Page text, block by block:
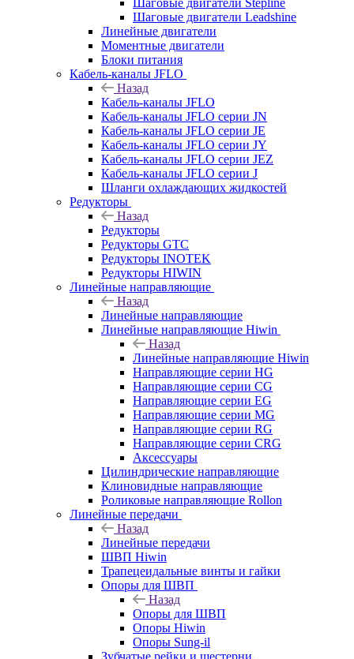
Шаговые двигатели Stepline
Шаговые двигатели Leadshine
Линейные двигатели
Моментные двигатели
Блоки питания
Кабель-каналы JFLO
Назад
Кабель-каналы JFLO
Кабель-каналы JFLO серии JN
Кабель-каналы JFLO серии JE
Кабель-каналы JFLO серии JY
Кабель-каналы JFLO серии JEZ
Кабель-каналы JFLO серии J
Шланги охлаждающих жидкостей
Редукторы
Назад
Редукторы
Редукторы GTC
Редукторы INOTEK
Редукторы HIWIN
Линейные направляющие
Назад
Линейные направляющие
Линейные направляющие Hiwin
Назад
Линейные направляющие Hiwin
Направляющие серии HG
Направляющие серии CG
Направляющие серии EG
Направляющие серии MG
Направляющие серии RG
Направляющие серии CRG
Аксессуары
Цилиндрические направляющие
Клиновидные направляющие
Роликовые направляющие Rollon
Линейные передачи
Назад
Линейные передачи
ШВП Hiwin
Трапецеидальные винты и гайки
Опоры для ШВП
Назад
Опоры для ШВП
Опоры Hiwin
Опоры Sung-il
Зубчатые рейки и шестерни